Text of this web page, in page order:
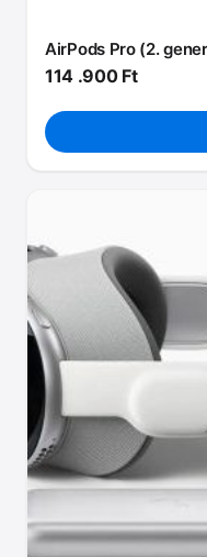
AirPods Pro (2.
114 .900 Ft